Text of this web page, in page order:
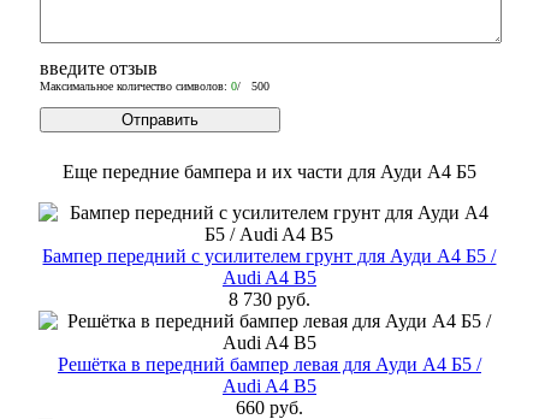
введите отзыв
Максимальное количество символов: 0/ 500
Еще передние бампера и их части для Ауди А4 Б5
Бампер передний с усилителем грунт для Ауди А4 Б5 /
Audi A4 B5
8 730 руб.
Решётка в передний бампер левая для Ауди А4 Б5 /
Audi A4 B5
660 руб.